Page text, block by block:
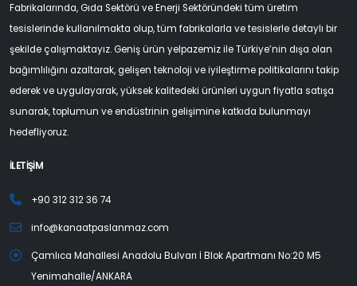
Fabrikalarında, Gıda Sektörü ve Enerji Sektöründeki tüm üretim
tesislerinde kullanılmakta olup, tüm fabrikalarla ve tesislerle detaylı bir
şekilde çalışmaktayız. Geniş ürün yelpazemiz ile Türkiye’nin dışa olan
bağımlılığını azaltarak, gelişen teknoloji ve iyileştirme politikalarını takip
ederek ve uygulayarak, yüksek kalitedeki ürünleri uygun fiyatla satışa
sunarak, toplumun ve endüstrinin gelişimine katkıda bulunmayı
hedefliyoruz.
İLETİŞİM
+90 312 312 36 74
info@kanaatpaslanmaz.com
Çamlıca Mahallesi Anadolu Bulvarı İ Blok Apartmanı No:20 M5
Yenimahalle/ANKARA